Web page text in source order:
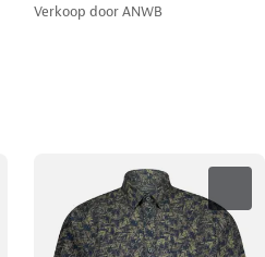
Verkoop doorANWB